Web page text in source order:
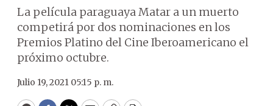
La película paraguaya Matar a un muerto
competirá por dos nominaciones en los
Premios Platino del Cine Iberoamericano el
próximo octubre.
Julio 19, 2021 05:15 p. m.